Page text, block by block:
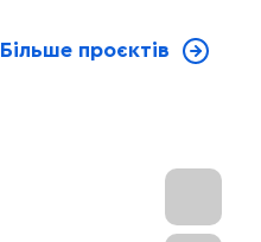
Більше проєктів